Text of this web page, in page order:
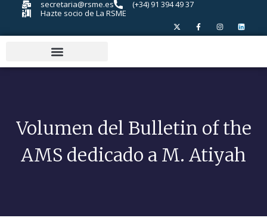
secretaria@rsme.es
(+34) 91 394 49 37
Hazte socio de La RSME
Volumen del Bulletin of the
AMS dedicado a M. Atiyah